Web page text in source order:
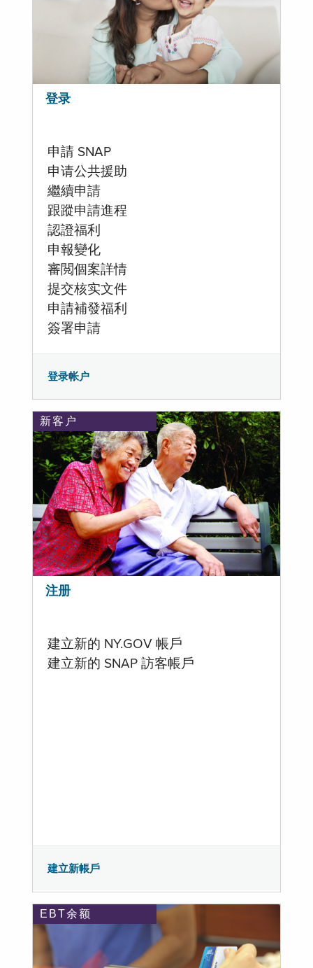
登录
申請 SNAP
申请公共援助
繼續申請
跟蹤申請進程
認證福利
申報變化
審閲個案詳情
提交核实文件
申請補發福利
簽署申請
登录帐户
新客户
注册
建立新的 NY.GOV 帳戶
建立新的 SNAP 訪客帳戶
建立新帳戶
EBT余额